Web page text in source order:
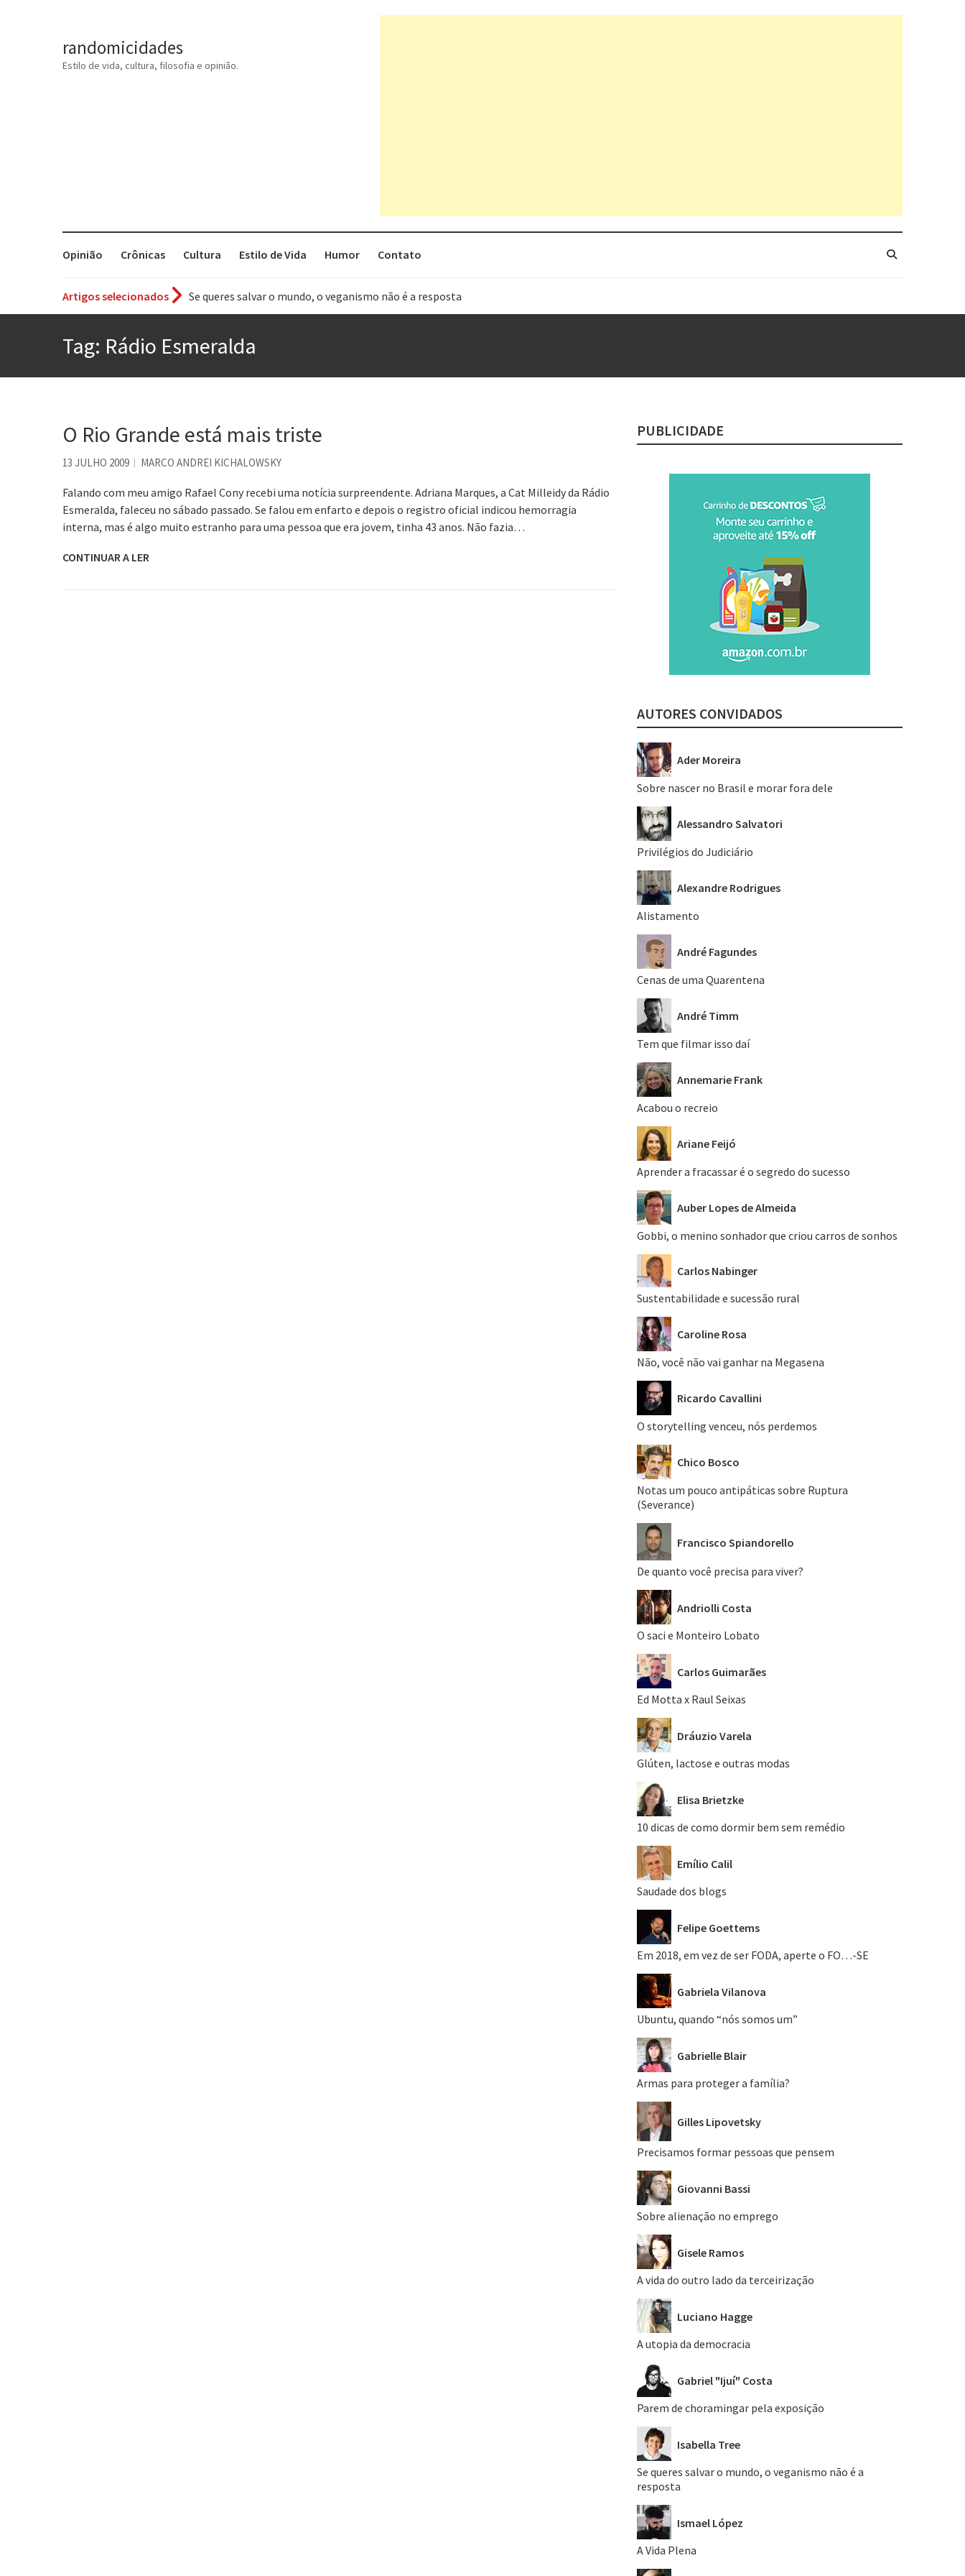
randomicidades
Estilo de vida, cultura, filosofia e opinião.
Opinião Crônicas Cultura Estilo de Vida Humor Contato
Artigos selecionados
Se queres salvar o mundo, o veganismo não é a resposta
A construção da urbanidade
Aprender a fracassar é o segredo do sucesso
Esse tal de Rock Gaúcho
Tag: Rádio Esmeralda
O Rio Grande está mais triste
13 JULHO 2009 MARCO ANDREI KICHALOWSKY
Falando com meu amigo Rafael Cony recebi uma notícia surpreendente. Adriana Marques, a Cat Milleidy da Rádio
Esmeralda, faleceu no sábado passado. Se falou em enfarto e depois o registro oficial indicou hemorragia
interna, mas é algo muito estranho para uma pessoa que era jovem, tinha 43 anos. Não fazia…
CONTINUAR A LER
PUBLICIDADE
AUTORES CONVIDADOS
Ader Moreira
Sobre nascer no Brasil e morar fora dele
Alessandro Salvatori
Privilégios do Judiciário
Alexandre Rodrigues
Alistamento
André Fagundes
Cenas de uma Quarentena
André Timm
Tem que filmar isso daí
Annemarie Frank
Acabou o recreio
Ariane Feijó
Aprender a fracassar é o segredo do sucesso
Auber Lopes de Almeida
Gobbi, o menino sonhador que criou carros de sonhos
Carlos Nabinger
Sustentabilidade e sucessão rural
Caroline Rosa
Não, você não vai ganhar na Megasena
Ricardo Cavallini
O storytelling venceu, nós perdemos
Chico Bosco
Notas um pouco antipáticas sobre Ruptura
(Severance)
Francisco Spiandorello
De quanto você precisa para viver?
Andriolli Costa
O saci e Monteiro Lobato
Carlos Guimarães
Ed Motta x Raul Seixas
Dráuzio Varela
Glúten, lactose e outras modas
Elisa Brietzke
10 dicas de como dormir bem sem remédio
Emílio Calil
Saudade dos blogs
Felipe Goettems
Em 2018, em vez de ser FODA, aperte o FO…-SE
Gabriela Vilanova
Ubuntu, quando “nós somos um”
Gabrielle Blair
Armas para proteger a família?
Gilles Lipovetsky
Precisamos formar pessoas que pensem
Giovanni Bassi
Sobre alienação no emprego
Gisele Ramos
A vida do outro lado da terceirização
Luciano Hagge
A utopia da democracia
Gabriel "Ijuí" Costa
Parem de choramingar pela exposição
Isabella Tree
Se queres salvar o mundo, o veganismo não é a
resposta
Ismael López
A Vida Plena